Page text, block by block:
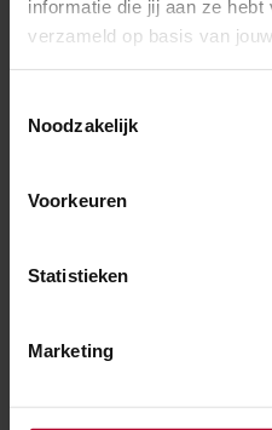
informatie die jij aan ze
verzameld op basis van
Noodzakelijk
Voorkeuren
Statistieken
Marketing
Iman Eddini nieuw
commissarissen